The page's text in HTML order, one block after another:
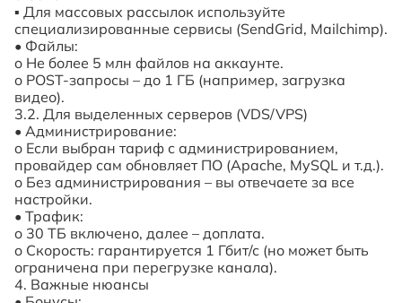
▪ Для массовых рассылок используйте
специализированные сервисы (SendGrid, Mailchimp).
• Файлы:
o Не более 5 млн файлов на аккаунте.
o POST-запросы – до 1 ГБ (например, загрузка
видео).
3.2. Для выделенных серверов (VDS/VPS)
• Администрирование:
o Если выбран тариф с администрированием,
провайдер сам обновляет ПО (Apache, MySQL и т.д.).
o Без администрирования – вы отвечаете за все
настройки.
• Трафик:
o 30 ТБ включено, далее – доплата.
o Скорость: гарантируется 1 Гбит/с (но может быть
ограничена при перегрузке канала).
4. Важные нюансы